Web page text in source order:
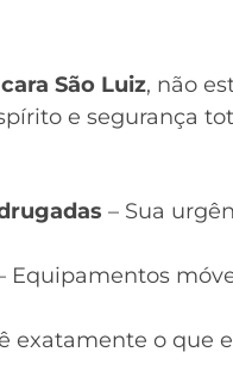
São Luiz, não
e segurança
– Sua
Equipamentos
exatamente o que